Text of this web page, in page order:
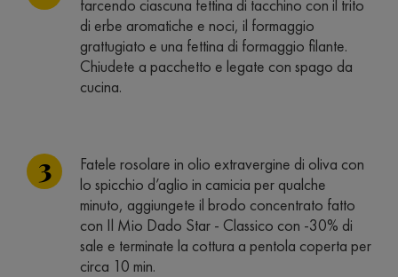
farcendo ciascuna fettina di tacchino con il trito
di erbe aromatiche e noci, il formaggio
grattugiato e una fettina di formaggio filante.
Chiudete a pacchetto e legate con spago da
cucina.
Fatele rosolare in olio extravergine di oliva con
lo spicchio d’aglio in camicia per qualche
minuto, aggiungete il brodo concentrato fatto
con Il Mio Dado Star - Classico con -30% di
sale e terminate la cottura a pentola coperta per
circa 10 min.